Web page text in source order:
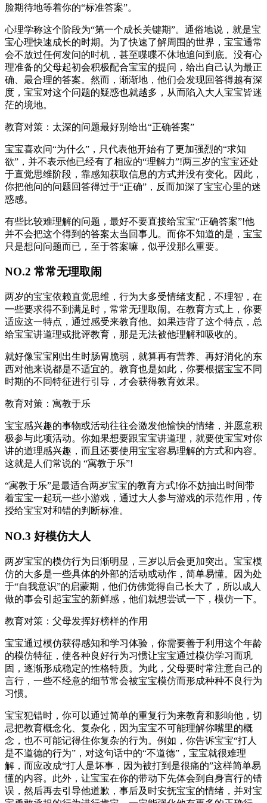
脸期待地等着你的“标准答案”。
心理学称这个阶段为“第一个成长关键期”。通俗地说，就是宝
宝心理快速成长的时期。为了快速了解周围的世界，宝宝通常
会不放过任何发问的时机，甚至喋喋不休地追问到底。没有心
理准备的父母起初会积极配合宝宝的提问，给出自己认为最正
确、最合理的答案。然而，渐渐地，他们会发现回答得越有深
度，宝宝对这个问题的疑惑也就越多，从而陷入大人宝宝皆迷
茫的境地。
教育对策：太深的问题最好别给出“正确答案”
宝宝喜欢问“为什么”，只代表他开始有了更加强烈的“求知
欲”，并不表示他已经有了相应的“理解力”!两三岁的宝宝还处
于直觉思维阶段，靠感知获取信息的方式并没有变化。因此，
你把他问的问题回答得过于“正确”，反而加深了宝宝心里的迷
惑感。
有些比较难理解的问题，最好不要直接给宝宝“正确答案”!他
并不会把这个得到的答案太当回事儿。而你不知道的是，宝宝
只是想问问题而已，至于答案嘛，似乎没那么重要。
NO.2 常常无理取闹
两岁的宝宝依赖直觉思维，行为大多受情绪支配，不理智，在
一些要求得不到满足时，常常无理取闹。在教育方式上，你要
适应这一特点，通过感受来教育他。如果违背了这个特点，总
给宝宝讲道理或批评教育，那是无法被他理解和吸收的。
就好像宝宝刚出生时肠胃脆弱，就算再有营养、再好消化的东
西对他来说都是不适宜的。教育也是如此，你要根据宝宝不同
时期的不同特征进行引导，才会获得教育效果。
教育对策：寓教于乐
宝宝感兴趣的事物或活动往往会激发他愉快的情绪，并愿意积
极参与此项活动。你如果想要跟宝宝讲道理，就要使宝宝对你
讲的道理感兴趣，而且还要使用宝宝容易理解的方式和内容。
这就是人们常说的 “寓教于乐”!
“寓教于乐”是最适合两岁宝宝的教育方式!你不妨抽出时间带
着宝宝一起玩一些小游戏，通过大人参与游戏的示范作用，传
授给宝宝对和错的判断标准。
NO.3 好模仿大人
两岁宝宝的模仿行为日渐明显，三岁以后会更加突出。宝宝模
仿的大多是一些具体的外部的活动或动作，简单易懂。因为处
于“自我意识”的启蒙期，他们仿佛觉得自己长大了，所以成人
做的事会引起宝宝的新鲜感，他们就想尝试一下，模仿一下。
教育对策：父母发挥好榜样的作用
宝宝通过模仿获得感知和学习体验，你需要善于利用这个年龄
的模仿特征，使各种良好行为习惯让宝宝通过模仿学习而巩
固，逐渐形成稳定的性格特质。为此，父母要时常注意自己的
言行，一些不经意的细节常会被宝宝模仿而形成种种不良行为
习惯。
宝宝犯错时，你可以通过简单的重复行为来教育和影响他，切
忌把教育概念化、复杂化，因为宝宝不可能理解你嘴里的概
念，也不可能记得住你复杂的行为。例如，你告诉宝宝“打人
是不道德的行为”，对这句话中的“不道德”，宝宝就很难理
解，而应改成“打人是坏事，因为被打到是很痛的”这样简单易
懂的内容。此外，让宝宝在你的带动下先体会到自身言行的错
误，然后再去引导他道歉，事后及时安抚宝宝的情绪，并对宝